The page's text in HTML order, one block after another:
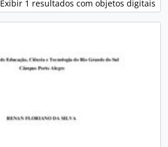
Exibir 1 resultados com objetos digitais